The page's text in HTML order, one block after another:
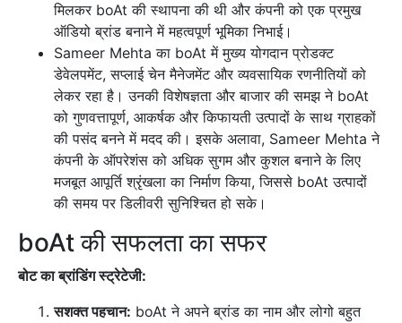
मिलकर boAt की स्थापना की थी और कंपनी को एक प्रमुख
ऑडियो ब्रांड बनाने में महत्वपूर्ण भूमिका निभाई।
Sameer Mehta का boAt में मुख्य योगदान प्रोडक्ट
डेवेलपमेंट, सप्लाई चेन मैनेजमेंट और व्यवसायिक रणनीतियों को
लेकर रहा है। उनकी विशेषज्ञता और बाजार की समझ ने boAt
को गुणवत्तापूर्ण, आकर्षक और किफायती उत्पादों के साथ ग्राहकों
की पसंद बनने में मदद की। इसके अलावा, Sameer Mehta ने
कंपनी के ऑपरेशंस को अधिक सुगम और कुशल बनाने के लिए
मजबूत आपूर्ति श्रृंखला का निर्माण किया, जिससे boAt उत्पादों
की समय पर डिलीवरी सुनिश्चित हो सके।
boAt की सफलता का सफर
बोट का ब्रांडिंग स्ट्रेटेजी:
सशक्त पहचान: boAt ने अपने ब्रांड का नाम और लोगो बहुत